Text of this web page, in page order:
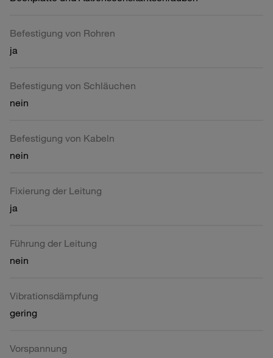
Befestigung von Rohren
ja
Befestigung von Schläuchen
nein
Befestigung von Kabeln
nein
Fixierung der Leitung
ja
Führung der Leitung
nein
Vibrationsdämpfung
gering
Vorspannung